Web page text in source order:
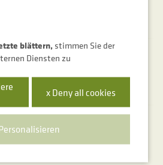
Auskunftsservice
948 563 511
blättern, stimmen Sie der
Diensten zu
x Deny all cookies